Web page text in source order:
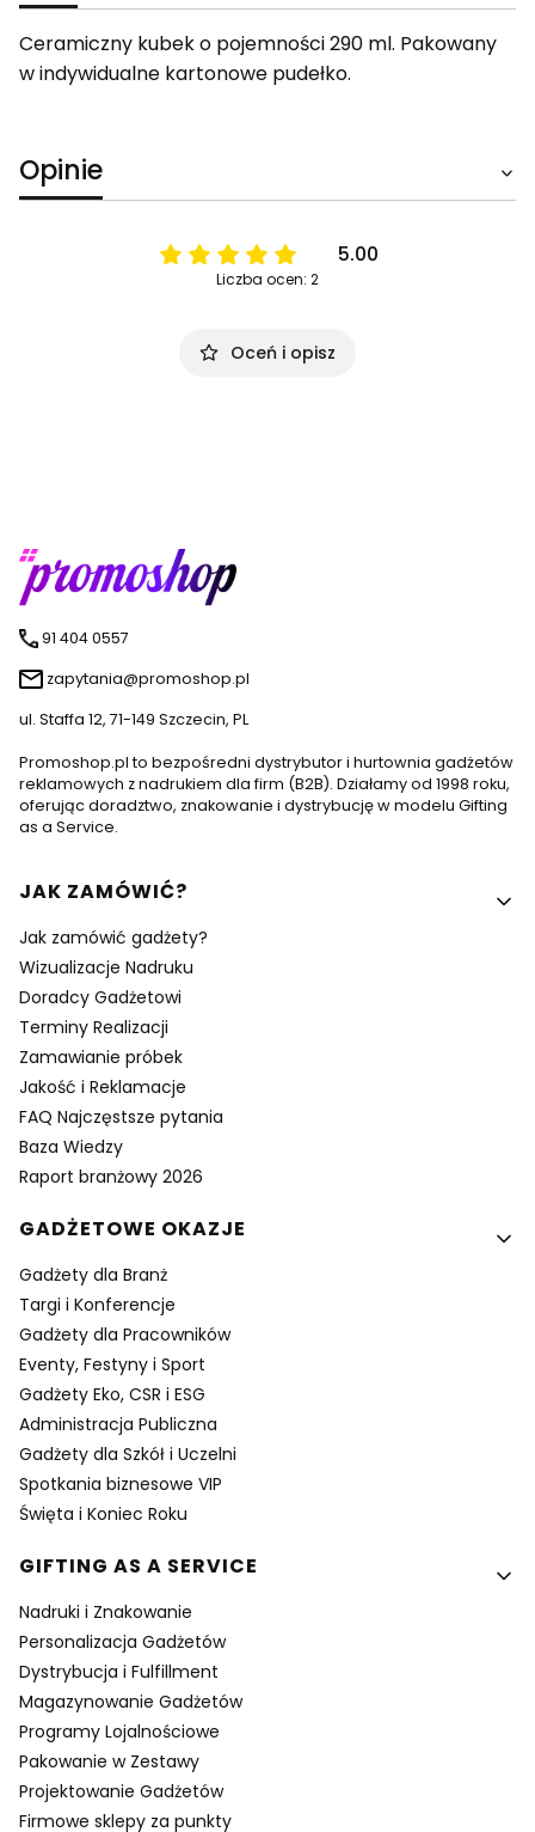
Ceramiczny kubek o pojemności 290 ml. Pakowany
w indywidualne kartonowe pudełko.
Opinie
5.00
Liczba ocen: 2
Oceń i opisz
91 404 0557
zapytania@promoshop.pl
ul. Staffa 12, 71-149 Szczecin, PL
Promoshop.pl to bezpośredni dystrybutor i hurtownia gadżetów
reklamowych z nadrukiem dla firm (B2B). Działamy od 1998 roku,
oferując doradztwo, znakowanie i dystrybucję w modelu Gifting
as a Service.
Linki w stopce
JAK ZAMÓWIĆ?
Jak zamówić gadżety?
Wizualizacje Nadruku
Doradcy Gadżetowi
Terminy Realizacji
Zamawianie próbek
Jakość i Reklamacje
FAQ Najczęstsze pytania
Baza Wiedzy
Raport branżowy 2026
GADŻETOWE OKAZJE
Gadżety dla Branż
Targi i Konferencje
Gadżety dla Pracowników
Eventy, Festyny i Sport
Gadżety Eko, CSR i ESG
Administracja Publiczna
Gadżety dla Szkół i Uczelni
Spotkania biznesowe VIP
Święta i Koniec Roku
GIFTING AS A SERVICE
Nadruki i Znakowanie
Personalizacja Gadżetów
Dystrybucja i Fulfillment
Magazynowanie Gadżetów
Programy Lojalnościowe
Pakowanie w Zestawy
Projektowanie Gadżetów
Firmowe sklepy za punkty